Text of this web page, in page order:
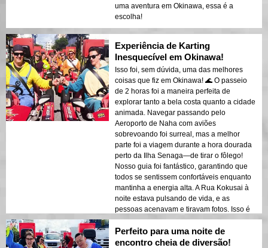
uma aventura em Okinawa, essa é a
escolha!
Experiência de Karting
Inesquecível em Okinawa!
Isso foi, sem dúvida, uma das melhores
coisas que fiz em Okinawa! 🌊 O passeio
de 2 horas foi a maneira perfeita de
explorar tanto a bela costa quanto a cidade
animada. Navegar passando pelo
Aeroporto de Naha com aviões
sobrevoando foi surreal, mas a melhor
parte foi a viagem durante a hora dourada
perto da Ilha Senaga—de tirar o fôlego!
Nosso guia foi fantástico, garantindo que
todos se sentissem confortáveis enquanto
mantinha a energia alta. A Rua Kokusai à
noite estava pulsando de vida, e as
pessoas acenavam e tiravam fotos. Isso é
uma experiência imperdível se você estiver
visitando Okinawa!
Perfeito para uma noite de
encontro cheia de diversão!